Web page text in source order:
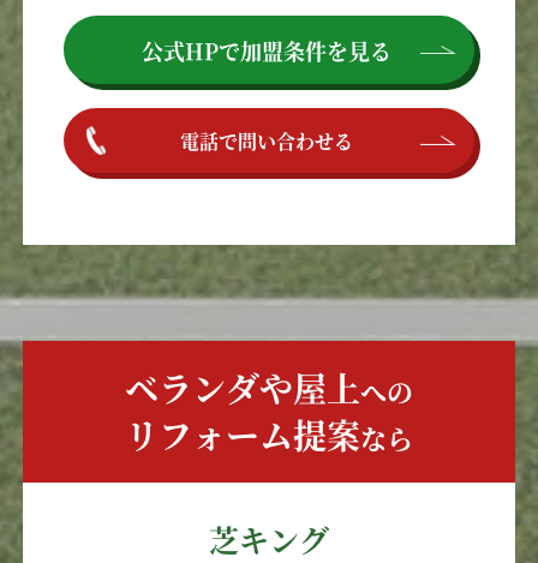
公式HPで加盟条件を見る
電話で問い合わせる
ベランダや屋上への
リフォーム提案なら
芝キング